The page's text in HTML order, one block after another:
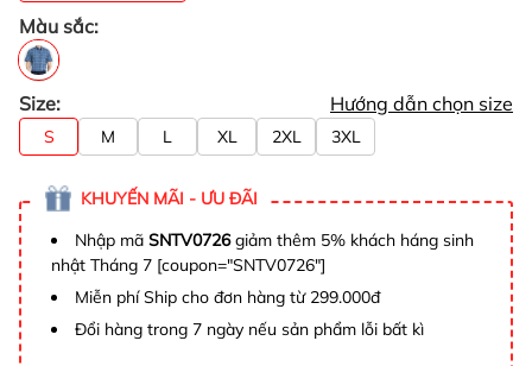
Màu sắc:
Size: Hướng dẫn chọn size
S M L XL 2XL 3XL
KHUYẾN MÃI - ƯU ĐÃI
Nhập mã SNTV0726giảm thêm 5% khách háng sinh
nhật Tháng 7 [coupon="SNTV0726"]
Miễn phí Ship cho đơn hàng từ 299.000đ
Đổi hàng trong 7 ngày nếu sản phẩm lỗi bất kì